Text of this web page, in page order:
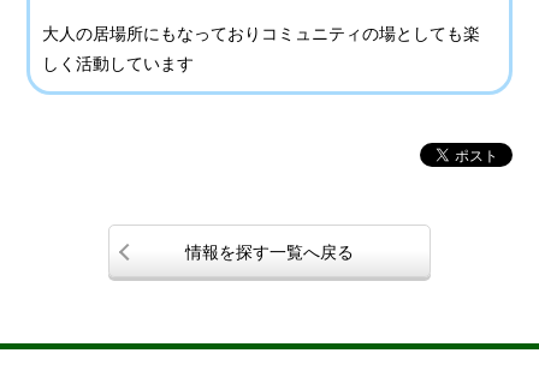
大人の居場所にもなっておりコミュニティの場としても楽
しく活動しています
情報を探す一覧へ戻る